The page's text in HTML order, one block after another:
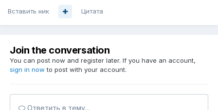
Вставить ник Цитата
Join the conversation
You can post now and register later. If you have an account,
sign in now to post with your account.
Ответить в тему...